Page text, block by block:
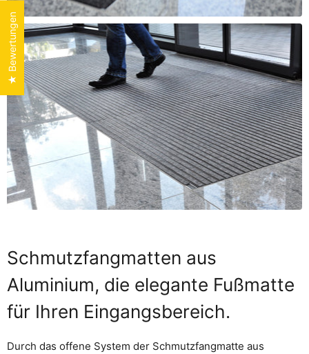
Schmutzfangmatten aus
Aluminium, die elegante Fußmatte
für Ihren Eingangsbereich.
Durch das offene System der Schmutzfangmatte aus
★ Bewertungen